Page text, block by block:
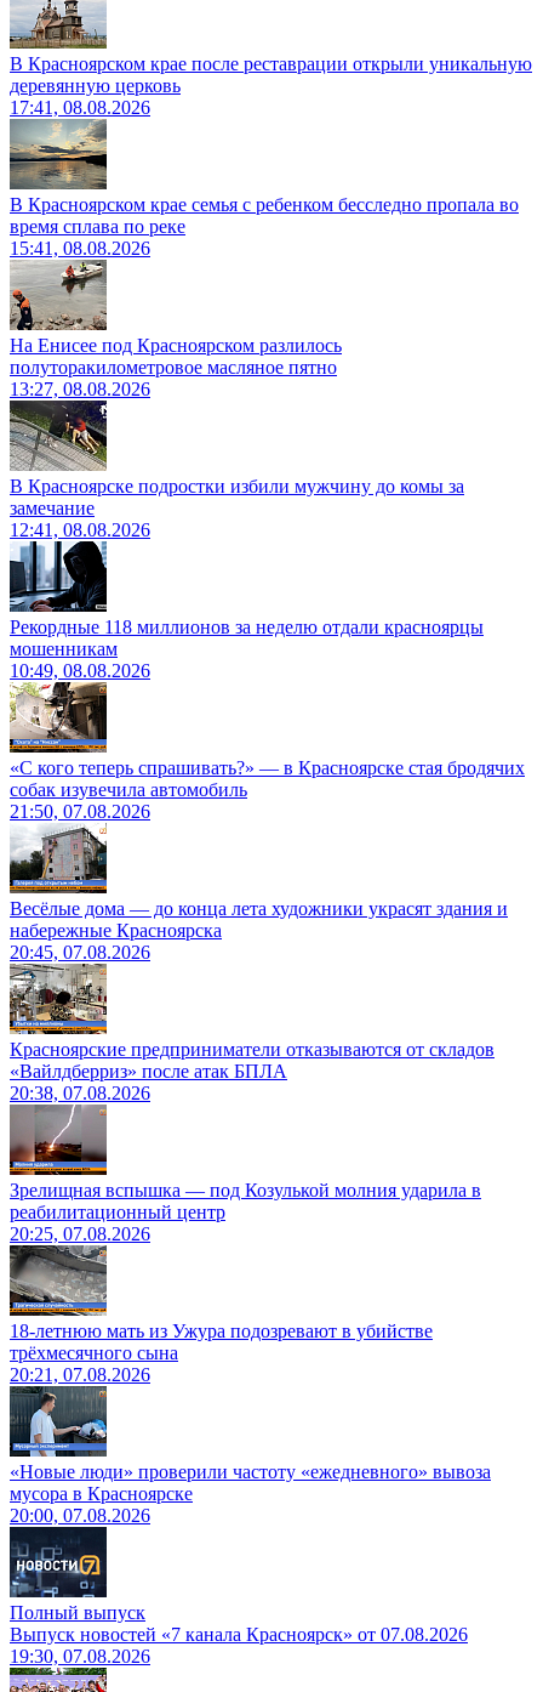
В Красноярском крае после реставрации открыли уникальную
деревянную церковь
17:41, 08.08.2026
В Красноярском крае семья с ребенком бесследно пропала во
время сплава по реке
15:41, 08.08.2026
На Енисее под Красноярском разлилось
полуторакилометровое масляное пятно
13:27, 08.08.2026
В Красноярске подростки избили мужчину до комы за
замечание
12:41, 08.08.2026
Рекордные 118 миллионов за неделю отдали красноярцы
мошенникам
10:49, 08.08.2026
«С кого теперь спрашивать?» — в Красноярске стая бродячих
собак изувечила автомобиль
21:50, 07.08.2026
Весёлые дома — до конца лета художники украсят здания и
набережные Красноярска
20:45, 07.08.2026
Красноярские предприниматели отказываются от складов
«Вайлдберриз» после атак БПЛА
20:38, 07.08.2026
Зрелищная вспышка — под Козулькой молния ударила в
реабилитационный центр
20:25, 07.08.2026
18-летнюю мать из Ужура подозревают в убийстве
трёхмесячного сына
20:21, 07.08.2026
«Новые люди» проверили частоту «ежедневного» вывоза
мусора в Красноярске
20:00, 07.08.2026
Полный выпуск
Выпуск новостей «7 канала Красноярск» от 07.08.2026
19:30, 07.08.2026